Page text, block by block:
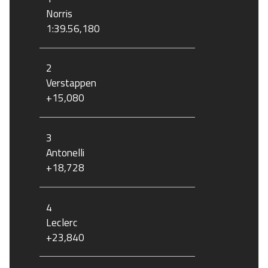
Norris
1:39.56,180
2
Verstappen
+15,080
3
Antonelli
+18,728
4
Leclerc
+23,840